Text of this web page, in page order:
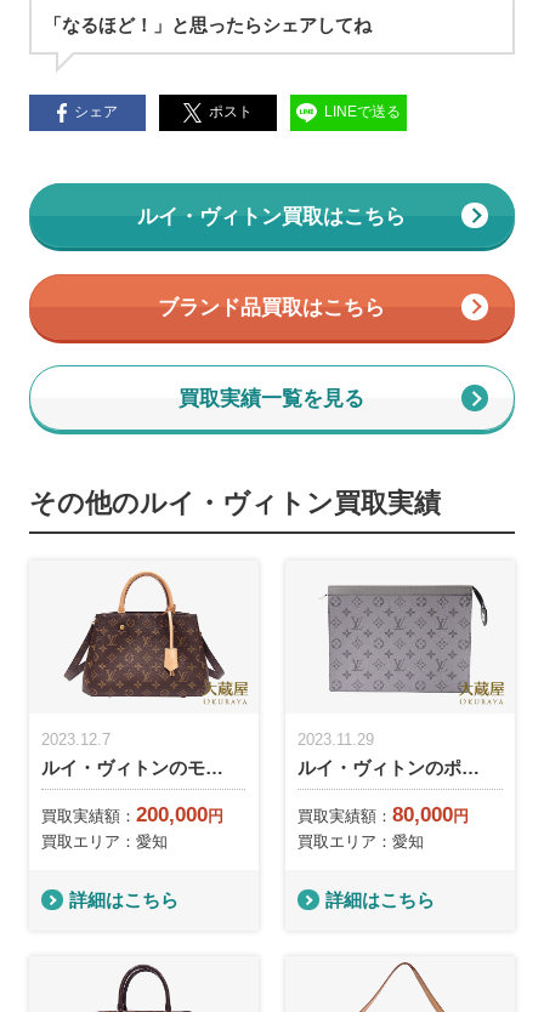
「なるほど！」と思ったらシェアしてね
シェア ポスト LINEで送る
ルイ・ヴィトン買取はこちら
ブランド品買取はこちら
買取実績一覧を見る
その他のルイ・ヴィトン買取実績
2023.12.7
ルイ・ヴィトンのモ…
買取実績額：200,000円
買取エリア：愛知
詳細はこちら
2023.11.29
ルイ・ヴィトンのポ…
買取実績額：80,000円
買取エリア：愛知
詳細はこちら